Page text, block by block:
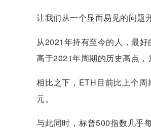
让我们从一个显而易见的问题
从2021年持有至今的人，最
高于2021年周期的历史高点，
相比之下，ETH目前比上个
元。
与此同时，标普500指数几乎